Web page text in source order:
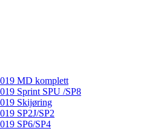
MD komplett
Sprint SPU /SP8
Skijøring
SP2J/SP2
SP6/SP4